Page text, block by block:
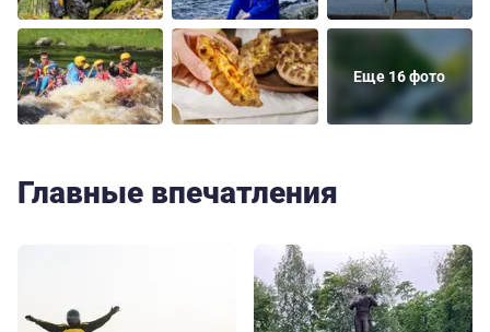
Еще 16 фото
Главные впечатления